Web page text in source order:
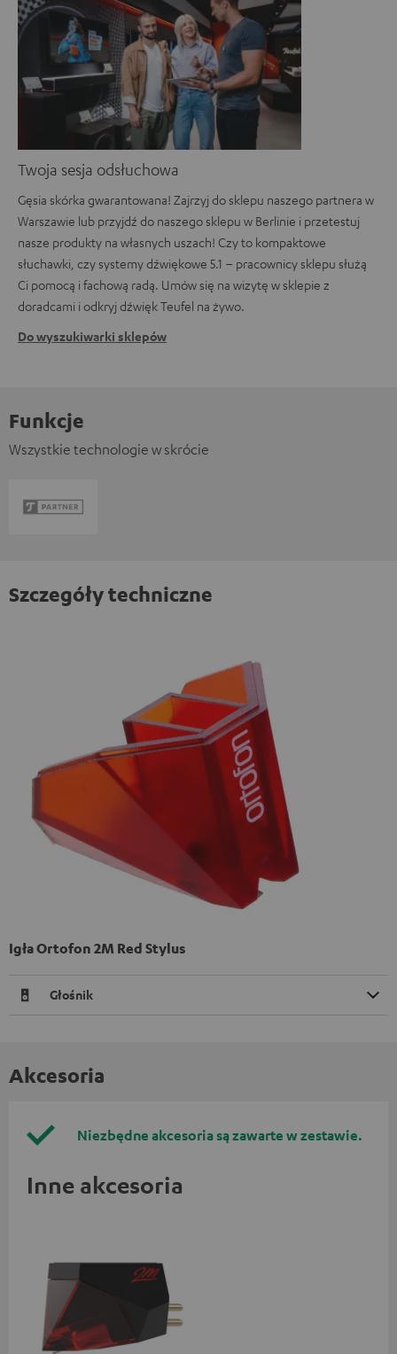
Twoja sesja odsłuchowa
Gęsia skórka gwarantowana! Zajrzyj do sklepu naszego partnera w
Warszawie lub przyjdź do naszego sklepu w Berlinie i przetestuj
nasze produkty na własnych uszach! Czy to kompaktowe
słuchawki, czy systemy dźwiękowe 5.1 – pracownicy sklepu służą
Ci pomocą i fachową radą. Umów się na wizytę w sklepie z
doradcami i odkryj dźwięk Teufel na żywo.
Do wyszukiwarki sklepów
Funkcje
Wszystkie technologie w skrócie
Szczegóły techniczne
Igła Ortofon 2M Red Stylus
Głośnik
Akcesoria
Niezbędne akcesoria są zawarte w zestawie.
Inne akcesoria